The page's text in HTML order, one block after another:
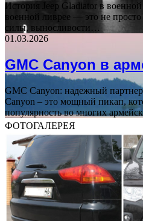
История Jeep Gladiator в
военной ливрее — это не
силы, выносливости…
01.03.2026
GMC Canyon в
GMC Canyon: надежный
Canyon – это мощный пикап,
популярность во многих
ФОТОГАЛЕРЕЯ